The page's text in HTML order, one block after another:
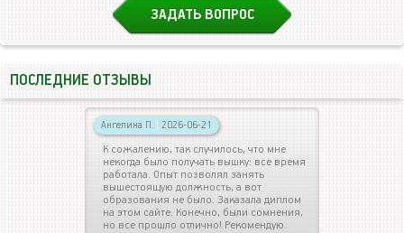
ЗАДАТЬ ВОПРОС
ПОСЛЕДНИЕ ОТЗЫВЫ
Ангелина П. | 2026-06-21
К сожалению, так случилось, что мне
некогда было получать вышку: все время
работала. Опыт позволял занять
вышестоящую должность, а вот
образования не было. Заказала диплом
на этом сайте. Конечно, были сомнения,
но все прошло отлично! Рекомендую.